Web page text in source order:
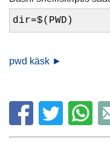
dir=$(PWD)
pwd käsk ►